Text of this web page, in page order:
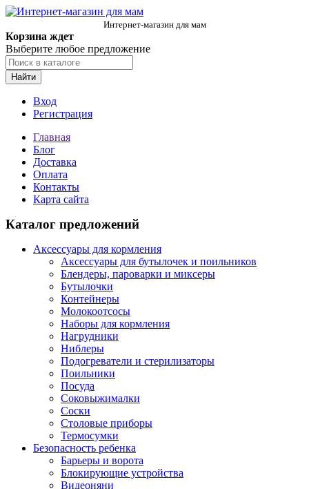
Интернет-магазин для мам
Корзина ждет
Выберите любое предложение
Найти
Вход
Регистрация
Главная
Блог
Доставка
Оплата
Контакты
Карта сайта
Каталог предложений
Аксессуары для кормления
Аксессуары для бутылочек и поильников
Блендеры, пароварки и миксеры
Бутылочки
Контейнеры
Молокоотсосы
Наборы для кормления
Нагрудники
Ниблеры
Подогреватели и стерилизаторы
Поильники
Посуда
Соковыжималки
Соски
Столовые приборы
Термосумки
Безопасность ребенка
Барьеры и ворота
Блокирующие устройства
Видеоняни